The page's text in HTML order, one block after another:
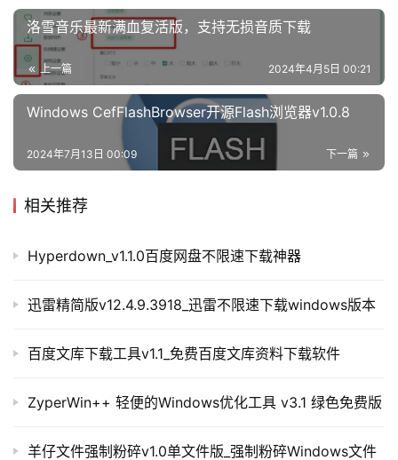
洛雪音乐最新满血复活版，支持无损音质下载
上一篇 2024年4月5日 00:21
Windows CefFlashBrowser开源Flash浏览器v1.0.8
下一篇
2024年7月13日 00:09
相关推荐
Hyperdown_v1.1.0百度网盘不限速下载神器
迅雷精简版v12.4.9.3918_迅雷不限速下载windows版本
百度文库下载工具v1.1_免费百度文库资料下载软件
ZyperWin++ 轻便的Windows优化工具 v3.1 绿色免费版
羊仔文件强制粉碎v1.0单文件版_强制粉碎Windows文件